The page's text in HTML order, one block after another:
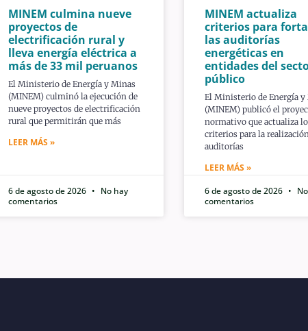
MINEM culmina nueve
proyectos de
electrificación rural y
lleva energía eléctrica a
más de 33 mil peruanos
El Ministerio de Energía y Minas
(MINEM) culminó la ejecución de
nueve proyectos de electrificación
rural que permitirán que más
LEER MÁS »
6 de agosto de 2026
No hay
comentarios
MINEM actualiza
criterios para
las auditorías
energéticas en
entidades del
público
El Ministerio de Energía y
(MINEM) publicó el
normativo que actualiza
criterios para la
auditorías
LEER MÁS »
6 de agosto de 2026
comentarios